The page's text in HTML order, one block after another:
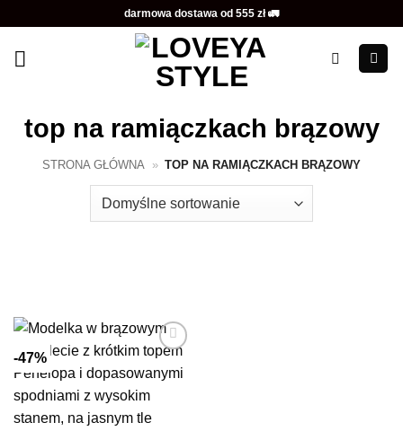
zawartości
darmowa dostawa od 555 zł 🚛
top na ramiączkach brązowy
STRONA GŁÓWNA » TOP NA RAMIĄCZKACH BRĄZOWY
-47%
Dodaj do
ulubionych